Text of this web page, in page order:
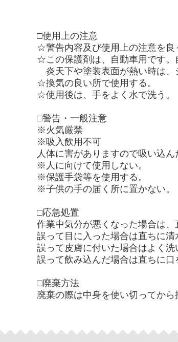
□使用上の注意
☆警告内容及び使用上の注意を良
☆この保護剤は、自動車用です。
炎天下や塗装表面が熱い時は、
☆換気の良い所で使用する。
☆使用後は、手をよく水で洗う。
□警告・一般注意
※火気厳禁
※吸入飲用不可
人体に害がありますので吸い込ん
※人に向けて使用しない。
※保護手袋等を使用する。
※子供の手の届く所に置かない。
□応急処置
作業中気分が悪くなった場合は
誤って目に入った場合は直ちに清
誤って皮膚に付いた場合はよく
誤って飲み込んだ場合は直ちに口
□廃棄方法
廃棄の際は中身を使い切ってから